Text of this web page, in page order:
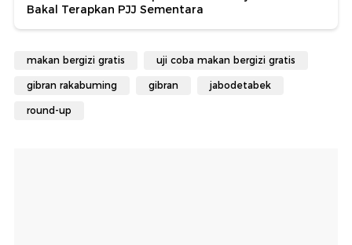
Bakal Terapkan PJJ Sementara
makan bergizi gratis uji coba makan bergizi gratis
gibran rakabuming gibran jabodetabek
round-up